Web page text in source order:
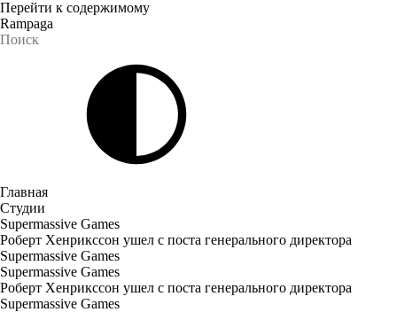
Перейти к содержимому
Rampaga
Главная
Студии
Supermassive Games
Роберт Хенрикссон ушел с поста генерального директора
Supermassive Games
Supermassive Games
Роберт Хенрикссон ушел с поста генерального директора
Supermassive Games